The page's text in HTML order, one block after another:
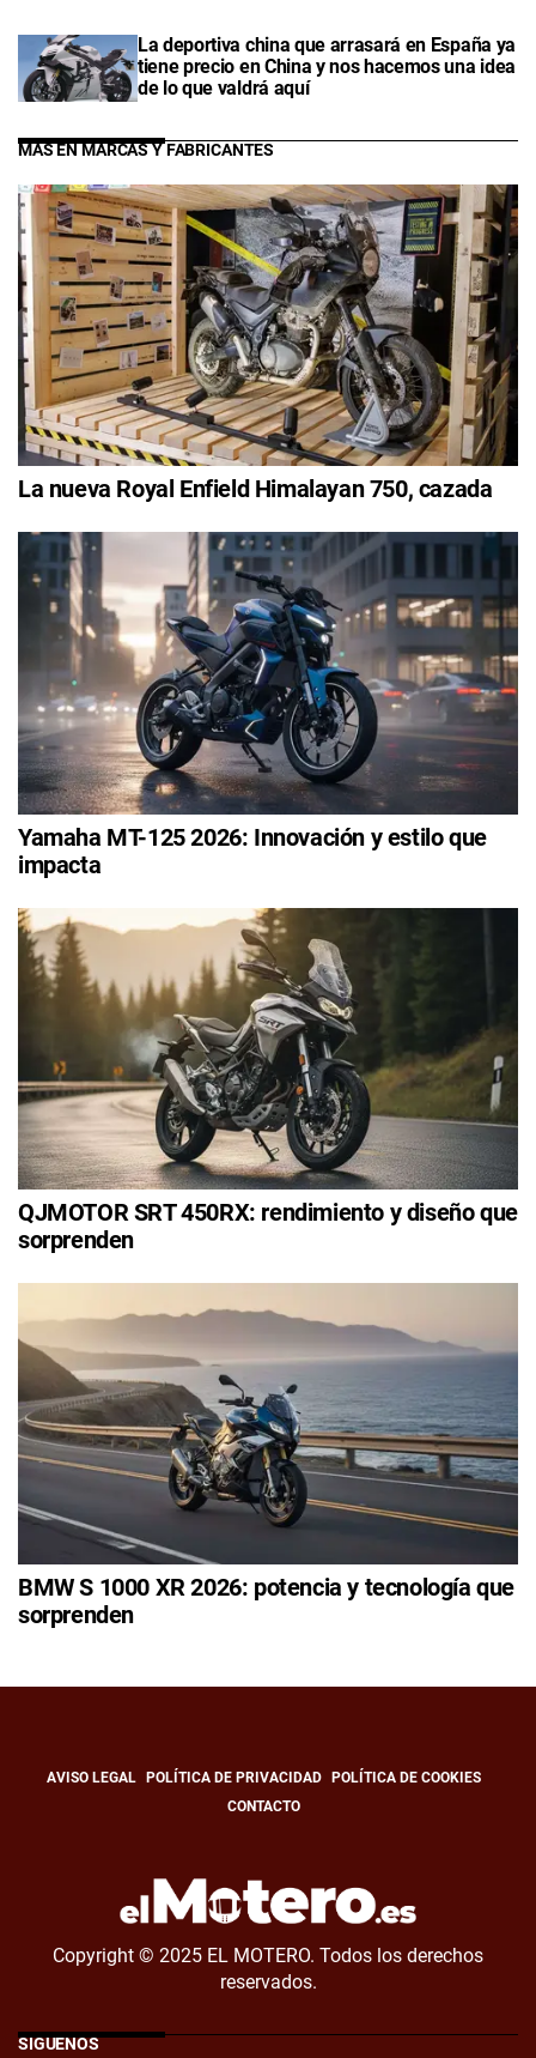
La deportiva china que arrasará en España ya
tiene precio en China y nos hacemos una idea
de lo que valdrá aquí
MÁS EN MARCAS Y FABRICANTES
La nueva Royal Enfield Himalayan 750, cazada
Yamaha MT-125 2026: Innovación y estilo que
impacta
QJMOTOR SRT 450RX: rendimiento y diseño que
sorprenden
BMW S 1000 XR 2026: potencia y tecnología que
sorprenden
AVISO LEGAL POLÍTICA DE PRIVACIDAD
POLÍTICA DE COOKIES
CONTACTO
Copyright © 2025 EL MOTERO. Todos los derechos
reservados.
SÍGUENOS